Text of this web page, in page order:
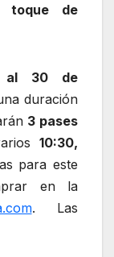
toque de
al 30 de
duración
3 pases
10:30,
para este
en la
. Las